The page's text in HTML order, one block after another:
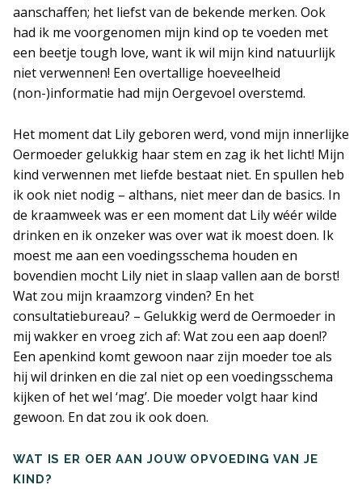
aanschaffen; het liefst van de bekende merken. Ook
had ik me voorgenomen mijn kind op te voeden met
een beetje tough love, want ik wil mijn kind natuurlijk
niet verwennen! Een overtallige hoeveelheid
(non-)informatie had mijn Oergevoel overstemd.
Het moment dat Lily geboren werd, vond mijn innerlijke
Oermoeder gelukkig haar stem en zag ik het licht! Mijn
kind verwennen met liefde bestaat niet. En spullen heb
ik ook niet nodig – althans, niet meer dan de basics. In
de kraamweek was er een moment dat Lily wéér wilde
drinken en ik onzeker was over wat ik moest doen. Ik
moest me aan een voedingsschema houden en
bovendien mocht Lily niet in slaap vallen aan de borst!
Wat zou mijn kraamzorg vinden? En het
consultatiebureau? – Gelukkig werd de Oermoeder in
mij wakker en vroeg zich af: Wat zou een aap doen!?
Een apenkind komt gewoon naar zijn moeder toe als
hij wil drinken en die zal niet op een voedingsschema
kijken of het wel ‘mag’. Die moeder volgt haar kind
gewoon. En dat zou ik ook doen.
WAT IS ER OER AAN JOUW OPVOEDING VAN JE
KIND?